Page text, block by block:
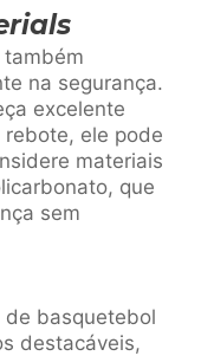
na segurança.
excelente
ele pode
materiais
que
sem
basquetebol
destacáveis,